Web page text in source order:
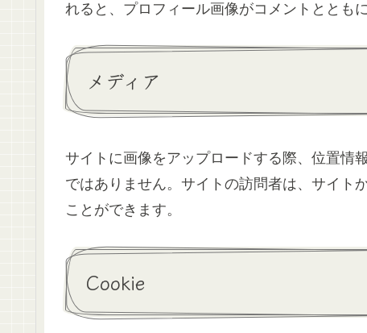
れると、プロフィール画像がコメントととも
メディア
サイトに画像をアップロードする際、位置情
ではありません。サイトの訪問者は、サイト
ことができます。
Cookie